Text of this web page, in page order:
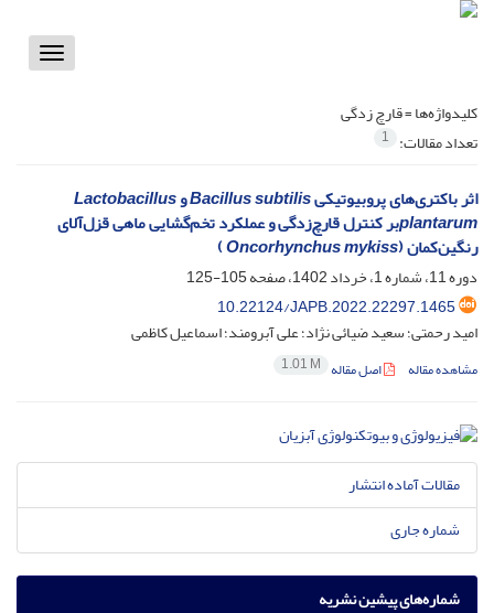
Toggle
کلیدواژه‌ها =قارچ زدگی
تعداد مقالات: 1
اثر باکتری‌های پروبیوتیکیBacillus subtilisوLactobacillus
plantarumبر کنترل قارچ‌زدگی و عملکرد تخم‌گشایی ماهی قزل‌آلای
رنگین‌کمان (Oncorhynchus mykiss
)
دوره 11، شماره 1، خرداد 1402، صفحه
105-125
10.22124/JAPB.2022.22297.1465
امید رحمتی؛ سعید ضیائی نژاد؛ علی آبرومند؛ اسماعیل کاظمی
مشاهده مقاله اصل مقاله 1.01 M
مقالات آماده انتشار
شماره جاری
شماره‌های پیشین نشریه